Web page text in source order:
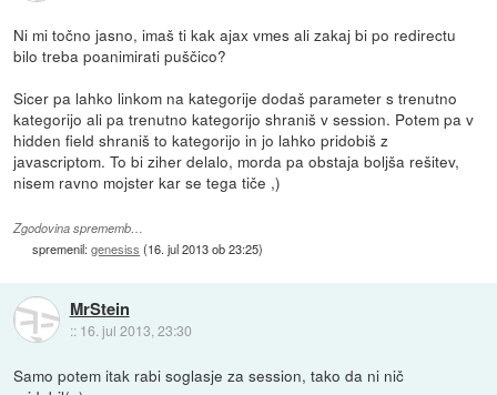
Ni mi točno jasno, imaš ti kak ajax vmes ali zakaj bi po redirectu
bilo treba poanimirati puščico?
Sicer pa lahko linkom na kategorije dodaš parameter s trenutno
kategorijo ali pa trenutno kategorijo shraniš v session. Potem pa v
hidden field shraniš to kategorijo in jo lahko pridobiš z
javascriptom. To bi ziher delalo, morda pa obstaja boljša rešitev,
nisem ravno mojster kar se tega tiče ,)
Zgodovina sprememb…
spremenil:genesiss (16. jul 2013 ob 23:25)
MrStein
:: 16. jul 2013, 23:30
Samo potem itak rabi soglasje za session, tako da ni nič